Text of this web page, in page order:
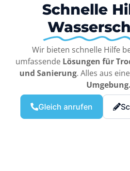
Schnelle
Wir bieten schnelle Hilfe
umfassende Lösungen für
und Sanierung. Alles aus
Umgebung.
Gleich anrufen